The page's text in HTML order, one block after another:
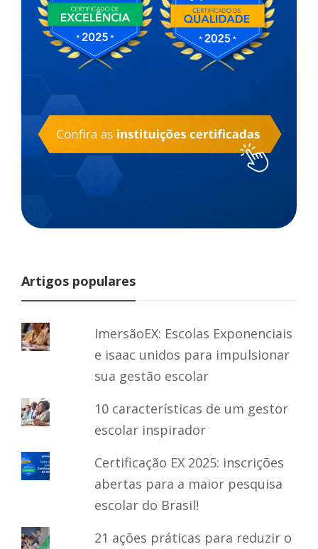
Artigos populares
ImersãoEX: Escolas Exponenciais
e isaac unidos para impulsionar
sua gestão escolar
10 características de um gestor
escolar inspirador
Certificação EX 2025: inscrições
abertas para a maior pesquisa
escolar do Brasil!
21 ações práticas para reduzir o